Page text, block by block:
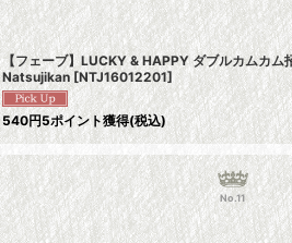
【フェーブ】LUCKY & HAPPY ダブルカムカ
Natsujikan [NTJ16012201]
540円5ポイント獲得(税込)
No.11